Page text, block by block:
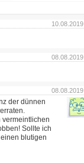
10.08.2019
08.08.2019
08.08.2019
der dünnen
vermeintlichen
Sollte ich
blutigen